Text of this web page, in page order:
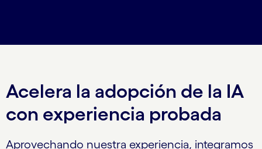
Acelera la adopción de la IA
con experiencia probada
Aprovechando nuestra experiencia, integramos